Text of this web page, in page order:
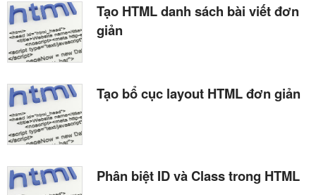
Tạo HTML danh sách bài viết đơn
giản
Tạo bổ cục layout HTML đơn giản
Phân biệt ID và Class trong HTML